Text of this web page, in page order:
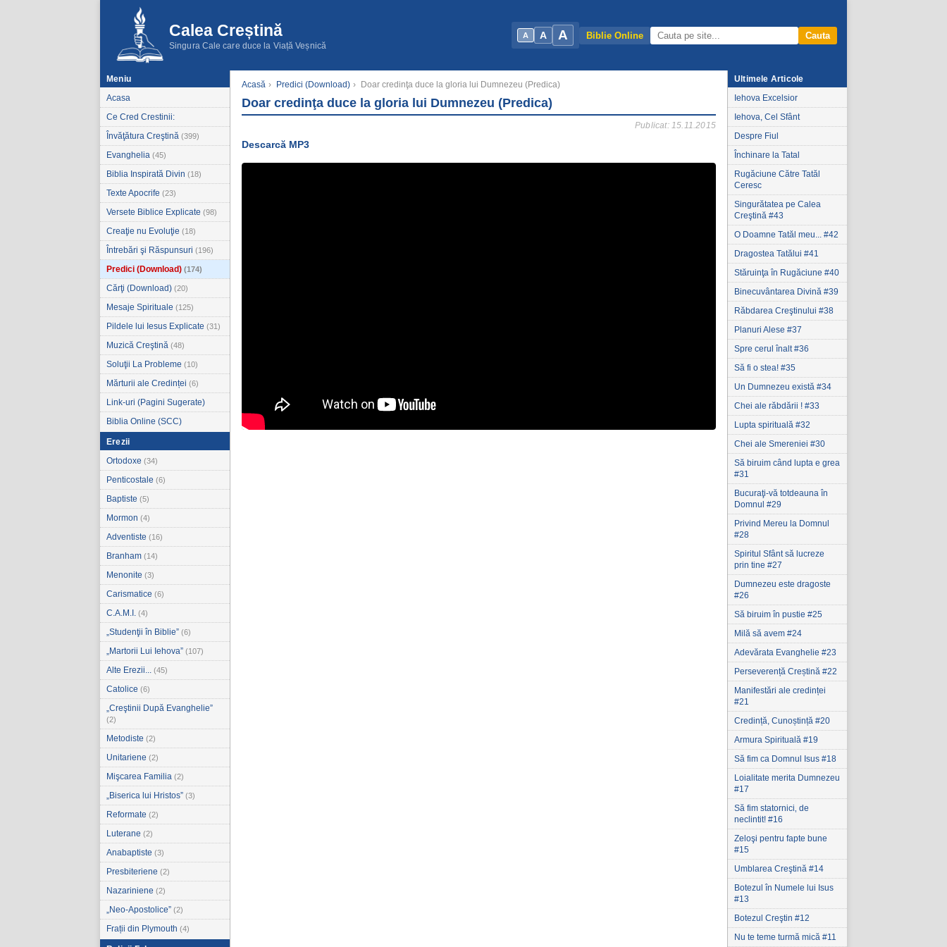
Calea Creștină
Singura Cale care duce la Viață Veșnică
A A A Biblie Online Cauta
Meniu
Acasa
Ce Cred Crestinii:
Învăţătura Creştină (399)
Evanghelia (45)
Biblia Inspirată Divin (18)
Texte Apocrife (23)
Versete Biblice Explicate (98)
Creaţie nu Evoluţie (18)
Întrebări şi Răspunsuri (196)
Predici (Download) (174)
Cărţi (Download) (20)
Mesaje Spirituale (125)
Pildele lui Iesus Explicate (31)
Muzică Creştină (48)
Soluţii La Probleme (10)
Mărturii ale Credinței (6)
Link-uri (Pagini Sugerate)
Biblia Online (SCC)
Erezii
Ortodoxe (34)
Penticostale (6)
Baptiste (5)
Mormon (4)
Adventiste (16)
Branham (14)
Menonite (3)
Carismatice (6)
C.A.M.I. (4)
„Studenţii în Biblie” (6)
„Martorii Lui Iehova” (107)
Alte Erezii... (45)
Catolice (6)
„Creştinii După Evanghelie”
(2)
Metodiste (2)
Unitariene (2)
Mişcarea Familia (2)
„Biserica lui Hristos” (3)
Reformate (2)
Luterane (2)
Anabaptiste (3)
Presbiteriene (2)
Nazariniene (2)
„Neo-Apostolice” (2)
Frații din Plymouth (4)
Acasă › Predici (Download) › Doar credinţa duce la gloria lui Dumnezeu (Predica)
Doar credinţa duce la gloria lui Dumnezeu (Predica)
Publicat: 15.11.2015
Descarcă MP3
Ultimele Articole
Iehova Excelsior
Iehova, Cel Sfânt
Despre Fiul
Închinare la Tatal
Rugăciune Către Tatăl
Ceresc
Singurătatea pe Calea
Creştină #43
O Doamne Tatăl meu... #42
Dragostea Tatălui #41
Stăruinţa în Rugăciune #40
Binecuvântarea Divină #39
Răbdarea Creştinului #38
Planuri Alese #37
Spre cerul înalt #36
Să fi o stea! #35
Un Dumnezeu există #34
Chei ale răbdării ! #33
Lupta spirituală #32
Chei ale Smereniei #30
Să biruim când lupta e grea
#31
Bucuraţi-vă totdeauna în
Domnul #29
Privind Mereu la Domnul
#28
Spiritul Sfânt să lucreze
prin tine #27
Dumnezeu este dragoste
#26
Să biruim în pustie #25
Milă să avem #24
Adevărata Evanghelie #23
Perseverență Creștină #22
Manifestări ale credinței
#21
Credință, Cunoștință #20
Armura Spirituală #19
Să fim ca Domnul Isus #18
Loialitate merita Dumnezeu
#17
Să fim statornici‚ de
neclintit! #16
Zeloşi pentru fapte bune
#15
Umblarea Creştină #14
Botezul în Numele lui Isus
#13
Botezul Creştin #12
Nu te teme turmă mică #11